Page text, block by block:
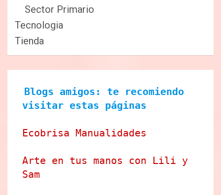
Sector Primario
Tecnologia
Tienda
Blogs amigos: te recomiendo
visitar estas páginas
Ecobrisa Manualidades
Arte en tus manos con Lili y
Sam